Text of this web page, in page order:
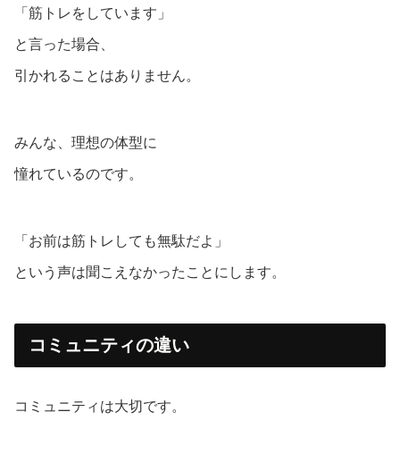
「筋トレをしています」
と言った場合、
引かれることはありません。
みんな、理想の体型に
憧れているのです。
「お前は筋トレしても無駄だよ」
という声は聞こえなかったことにします。
コミュニティの違い
コミュニティは大切です。